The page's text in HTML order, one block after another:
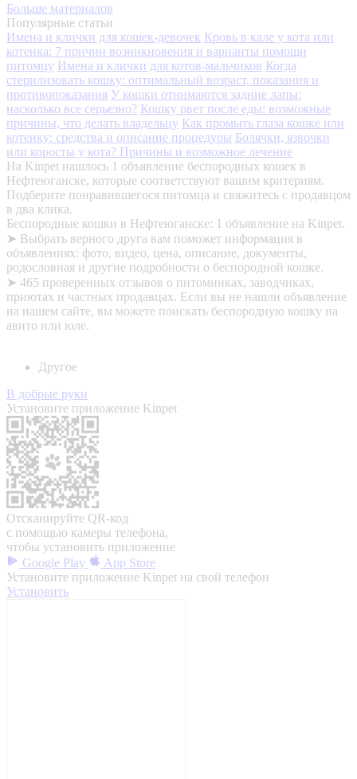
Больше материалов
Популярные статьи
Имена и клички для кошек-девочек Кровь в кале у кота или
котенка: 7 причин возникновения и варианты помощи
питомцу Имена и клички для котов-мальчиков Когда
стерилизовать кошку: оптимальный возраст, показания и
противопоказания У кошки отнимаются задние лапы:
насколько все серьезно? Кошку рвет после еды: возможные
причины, что делать владельцу Как промыть глаза кошке или
котенку: средства и описание процедуры Болячки, язвочки
или коросты у кота? Причины и возможное лечение
На Kinpet нашлось 1 объявление беспородных кошек в
Нефтеюганске, которые соответствуют вашим критериям.
Подберите понравившегося питомца и свяжитесь с продавцом
в два клика.
Беспородные кошки в Нефтеюганске: 1 объявление на Kinpet.
➤ Выбрать верного друга вам поможет информация в
объявлениях: фото, видео, цена, описание, документы,
родословная и другие подробности о беспородной кошке.
➤ 465 проверенных отзывов о питомниках, заводчиках,
приютах и частных продавцах. Если вы не нашли объявление
на нашем сайте, вы можете поискать беспородную кошку на
авито или юле.
Другое
В добрые руки
Установите приложение Kinpet
Отсканируйте QR-код
с помощью камеры телефона,
чтобы установить приложение
Google Play
App Store
Установите приложение Kinpet на свой телефон
Установить